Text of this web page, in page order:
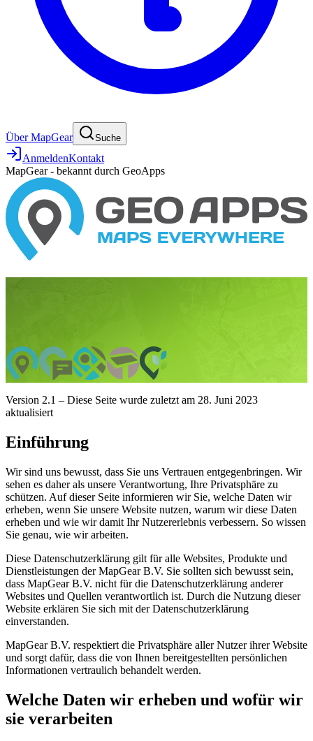
Über MapGear Suche
AnmeldenKontakt
MapGear - bekannt durch GeoApps
Version 2.1 – Diese Seite wurde zuletzt am 28. Juni 2023
aktualisiert
Einführung
Wir sind uns bewusst, dass Sie uns Vertrauen entgegenbringen. Wir
sehen es daher als unsere Verantwortung, Ihre Privatsphäre zu
schützen. Auf dieser Seite informieren wir Sie, welche Daten wir
erheben, wenn Sie unsere Website nutzen, warum wir diese Daten
erheben und wie wir damit Ihr Nutzererlebnis verbessern. So wissen
Sie genau, wie wir arbeiten.
Diese Datenschutzerklärung gilt für alle Websites, Produkte und
Dienstleistungen der MapGear B.V. Sie sollten sich bewusst sein,
dass MapGear B.V. nicht für die Datenschutzerklärung anderer
Websites und Quellen verantwortlich ist. Durch die Nutzung dieser
Website erklären Sie sich mit der Datenschutzerklärung
einverstanden.
MapGear B.V. respektiert die Privatsphäre aller Nutzer ihrer Website
und sorgt dafür, dass die von Ihnen bereitgestellten persönlichen
Informationen vertraulich behandelt werden.
Welche Daten wir erheben und wofür wir
sie verarbeiten